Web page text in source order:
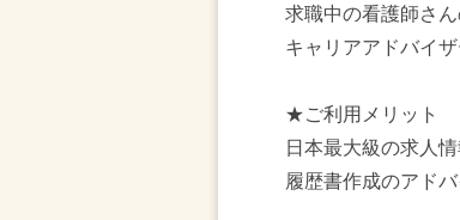
求職中の看護師さ
キャリアアドバイ
★ご利用メリット
日本最大級の求人
履歴書作成のアド